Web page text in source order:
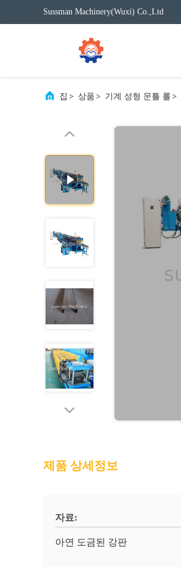
Sussman Machinery(Wuxi) Co.,Ltd
집 > 상품 > 기계 성형 문틀 롤 >
제품 상세정보
자료:
아연 도금된 강판